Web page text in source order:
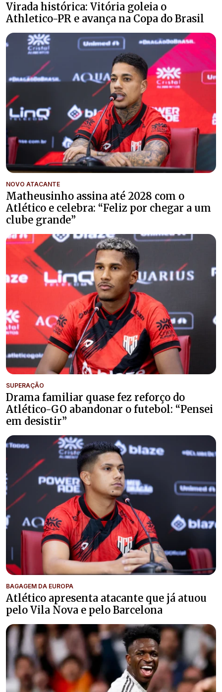
Virada histórica: Vitória goleia o
Athletico-PR e avança na Copa do Brasil
NOVO ATACANTE
Matheusinho assina até 2028 com o
Atlético e celebra: “Feliz por chegar a um
clube grande”
SUPERAÇÃO
Drama familiar quase fez reforço do
Atlético-GO abandonar o futebol: “Pensei
em desistir”
BAGAGEM DA EUROPA
Atlético apresenta atacante que já atuou
pelo Vila Nova e pelo Barcelona